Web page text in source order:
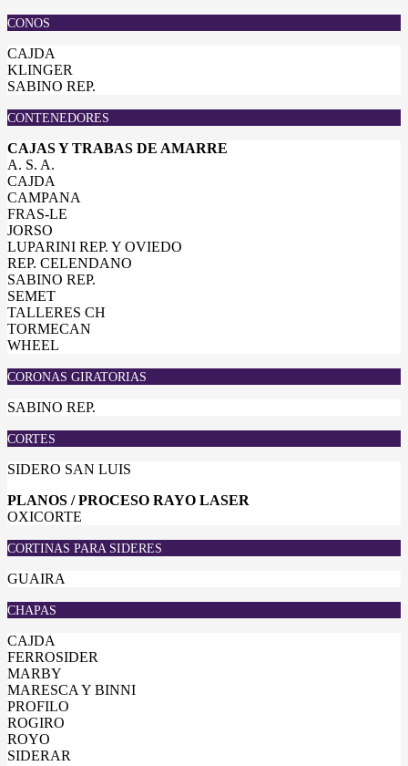
CONOS
CAJDA
KLINGER
SABINO REP.
CONTENEDORES
CAJAS Y TRABAS DE AMARRE
A. S. A.
CAJDA
CAMPANA
FRAS-LE
JORSO
LUPARINI REP. Y OVIEDO
REP. CELENDANO
SABINO REP.
SEMET
TALLERES CH
TORMECAN
WHEEL
CORONAS GIRATORIAS
SABINO REP.
CORTES
SIDERO SAN LUIS
PLANOS / PROCESO RAYO LASER
OXICORTE
CORTINAS PARA SIDERES
GUAIRA
CHAPAS
CAJDA
FERROSIDER
MARBY
MARESCA Y BINNI
PROFILO
ROGIRO
ROYO
SIDERAR